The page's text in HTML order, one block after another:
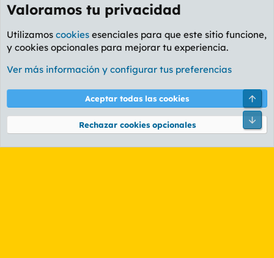
Etiquetas
Cookies
PL OLDSTYLE AMARILLO
Términos y reglas Política de privacidad Ayuda
Community platform by XenForo® © 2010-2026 XenForo Ltd.
Valoramos tu privacidad
Utilizamos cookies esenciales para que este sitio funcione,
y cookies opcionales para mejorar tu experiencia.
Ver más información y configurar tus preferencias
Aceptar todas las cookies
Rechazar cookies opcionales
Pie